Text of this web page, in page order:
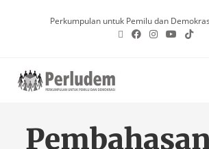
Perkumpulan untuk Pemilu dan